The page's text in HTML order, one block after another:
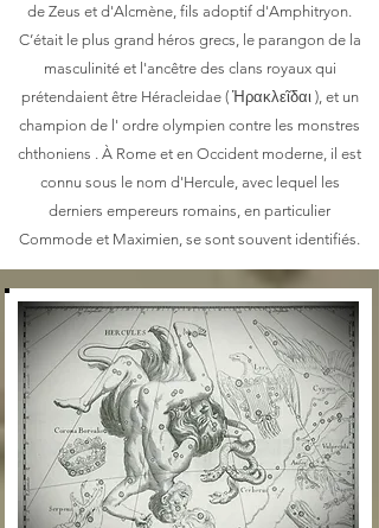
de Zeus et d'Alcmène, fils adoptif d'Amphitryon.
C’était le plus grand héros grecs, le parangon de la
masculinité et l'ancêtre des clans royaux qui
prétendaient être Héracleidae ( Ἡρακλεῖδαι ), et un
champion de l' ordre olympien contre les monstres
chthoniens . À Rome et en Occident moderne, il est
connu sous le nom d'Hercule, avec lequel les
derniers empereurs romains, en particulier
Commode et Maximien, se sont souvent identifiés.